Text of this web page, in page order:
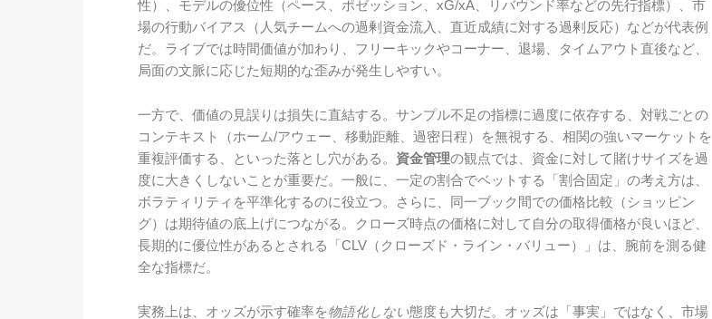
性）、モデルの優位性（ペース、ポゼッション、xG/xA、リバウンド率などの先行指標）、市
場の行動バイアス（人気チームへの過剰資金流入、直近成績に対する過剰反応）などが代表例
だ。ライブでは時間価値が加わり、フリーキックやコーナー、退場、タイムアウト直後など、
局面の文脈に応じた短期的な歪みが発生しやすい。
一方で、価値の見誤りは損失に直結する。サンプル不足の指標に過度に依存する、対戦ごとの
コンテキスト（ホーム/アウェー、移動距離、過密日程）を無視する、相関の強いマーケットを
重複評価する、といった落とし穴がある。 資金管理の観点では、資金に対して賭けサイズを過
度に大きくしないことが重要だ。一般に、一定の割合でベットする「割合固定」の考え方は、
ボラティリティを平準化するのに役立つ。さらに、同一ブック間での価格比較（ショッピン
グ）は期待値の底上げにつながる。クローズ時点の価格に対して自分の取得価格が良いほど、
長期的に優位性があるとされる「CLV（クローズド・ライン・バリュー）」は、腕前を測る健
全な指標だ。
実務上は、オッズが示す確率を物語化しない態度も大切だ。オッズは「事実」ではなく、市場